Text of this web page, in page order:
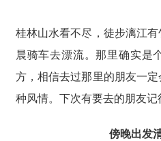
桂林山水看不尽，徒步漓江
晨骑车去漂流。那里确实是
方，相信去过那里的朋友一
种风情。下次有要去的朋友记
傍晚出发